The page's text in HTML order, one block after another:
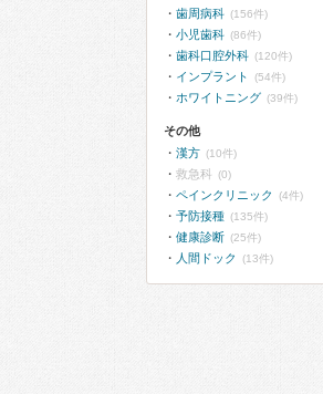
歯周病科 (156件)
小児歯科 (86件)
歯科口腔外科 (120件)
インプラント (54件)
ホワイトニング (39件)
その他
漢方 (10件)
救急科 (0)
ペインクリニック (4件)
予防接種 (135件)
健康診断 (25件)
人間ドック (13件)